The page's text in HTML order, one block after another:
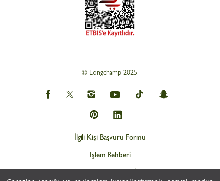
© Longchamp 2025.
İlgili Kişi Başvuru Formu
İşlem Rehberi